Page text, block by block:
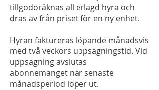
tillgodoräknas all erlagd hyra och
dras av från priset för en ny enhet.
Hyran faktureras löpande månadsvis
med två veckors uppsägningstid. Vid
uppsägning avslutas
abonnemanget när senaste
månadsperiod löper ut.